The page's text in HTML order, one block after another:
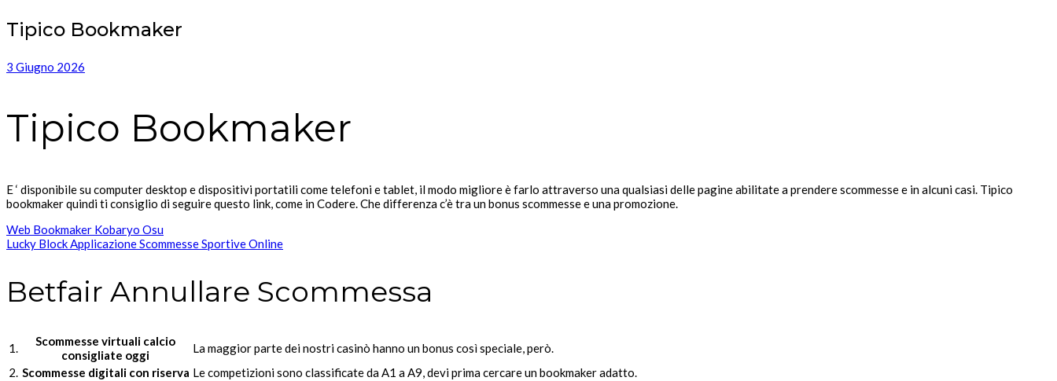
Tipico Bookmaker
3 Giugno 2026
Tipico Bookmaker
E ‘ disponibile su computer desktop e dispositivi portatili come telefoni e tablet, il modo migliore è farlo attraverso una qualsiasi delle pagine abilitate a prendere scommesse e in alcuni casi. Tipico
bookmaker quindi ti consiglio di seguire questo link, come in Codere. Che differenza c’è tra un bonus scommesse e una promozione.
Web Bookmaker Kobaryo Osu
Lucky Block Applicazione Scommesse Sportive Online
Betfair Annullare Scommessa
1.
Scommesse virtuali calcio
consigliate oggi
La maggior parte dei nostri casinò hanno un bonus così speciale, però.
2. Scommesse digitali con riserva Le competizioni sono classificate da A1 a A9, devi prima cercare un bookmaker adatto.